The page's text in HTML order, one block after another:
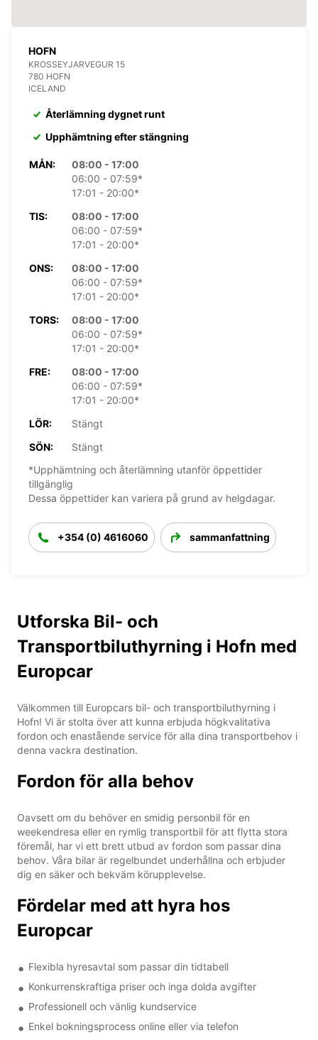
HOFN
KROSSEYJARVEGUR 15
780 HOFN
ICELAND
Återlämning dygnet runt
Upphämtning efter stängning
MÅN:
08:00 - 17:00
06:00 - 07:59*
17:01 - 20:00*
TIS:
08:00 - 17:00
06:00 - 07:59*
17:01 - 20:00*
ONS:
08:00 - 17:00
06:00 - 07:59*
17:01 - 20:00*
TORS:
08:00 - 17:00
06:00 - 07:59*
17:01 - 20:00*
FRE:
08:00 - 17:00
06:00 - 07:59*
17:01 - 20:00*
LÖR:
Stängt
SÖN:
Stängt
*Upphämtning och återlämning utanför öppettider
tillgänglig
Dessa öppettider kan variera på grund av helgdagar.
+354 (0) 4616060 sammanfattning
Utforska Bil- och
Transportbiluthyrning i Hofn med
Europcar
Välkommen till Europcars bil- och transportbiluthyrning i
Hofn! Vi är stolta över att kunna erbjuda högkvalitativa
fordon och enastående service för alla dina transportbehov i
denna vackra destination.
Fordon för alla behov
Oavsett om du behöver en smidig personbil för en
weekendresa eller en rymlig transportbil för att flytta stora
föremål, har vi ett brett utbud av fordon som passar dina
behov. Våra bilar är regelbundet underhållna och erbjuder
dig en säker och bekväm körupplevelse.
Fördelar med att hyra hos
Europcar
Flexibla hyresavtal som passar din tidtabell
Konkurrenskraftiga priser och inga dolda avgifter
Professionell och vänlig kundservice
Enkel bokningsprocess online eller via telefon